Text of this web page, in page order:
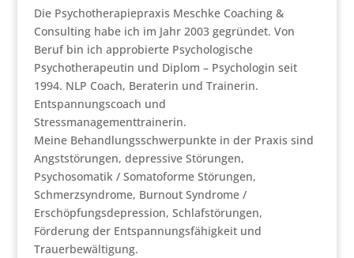
Die Psychotherapiepraxis Meschke Coaching &
Consulting habe ich im Jahr 2003 gegründet. Von
Beruf bin ich approbierte Psychologische
Psychotherapeutin und Diplom – Psychologin seit
1994. NLP Coach, Beraterin und Trainerin.
Entspannungscoach und
Stressmanagementtrainerin.
Meine Behandlungsschwerpunkte in der Praxis sind
Angststörungen, depressive Störungen,
Psychosomatik / Somatoforme Störungen,
Schmerzsyndrome, Burnout Syndrome /
Erschöpfungsdepression, Schlafstörungen,
Förderung der Entspannungsfähigkeit und
Trauerbewältigung.